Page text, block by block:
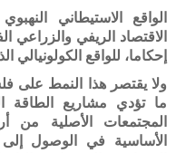
الواقع الاستيطاني
الاقتصاد الريفي والزراعي
إحكاما، للواقع الكولونيالي
ولا يقتصر هذا النمط على
ما تؤدي مشاريع الطاقة
المجتمعات الأصلية من
الأساسية في الوصول إلى